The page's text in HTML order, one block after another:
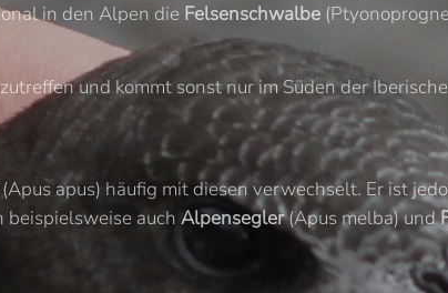
in den Alpen die Felsenschwalbe
und kommt sonst nur im Süden der
apus) häufig mit diesen verwechselt. Er ist
beispielsweise auch Alpensegler(Apus melba) und